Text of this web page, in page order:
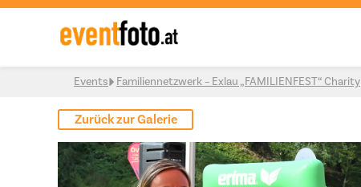
Skip to content
Events Familiennetzwerk – Exlau „FAMILIENFEST“ Charity
Zurück zur Galerie